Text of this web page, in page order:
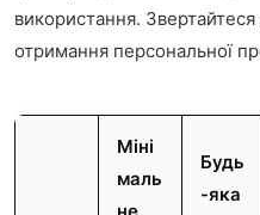
використання.
отримання персональної
Міні
маль
Будь
-яка